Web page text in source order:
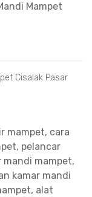
Mampet
Cisalak Pasar
mampet, cara
pelancar
mandi mampet,
kamar mandi
alat